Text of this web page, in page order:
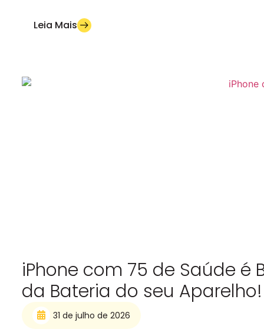
Leia Mais
iPhone com 75 de Saúde é
da Bateria do seu Aparelho!
31 de julho de 2026